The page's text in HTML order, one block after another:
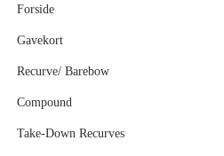
Forside
Gavekort
Recurve/ Barebow
Compound
Take-Down Recurves